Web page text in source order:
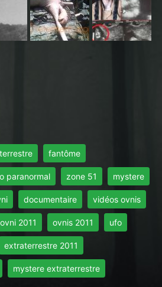
fantôme
paranormal zone 51 mystere
documentaire vidéos ovnis
ovni 2011 ovnis 2011 ufo
extraterrestre 2011
mystere extraterrestre